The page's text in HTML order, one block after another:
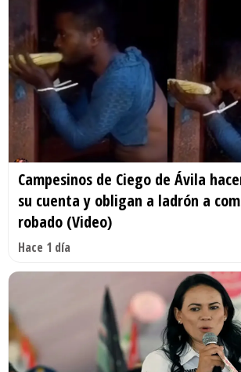
Campesinos de Ciego de Ávila
su cuenta y obligan a ladrón a
robado (Video)
Hace 1 día